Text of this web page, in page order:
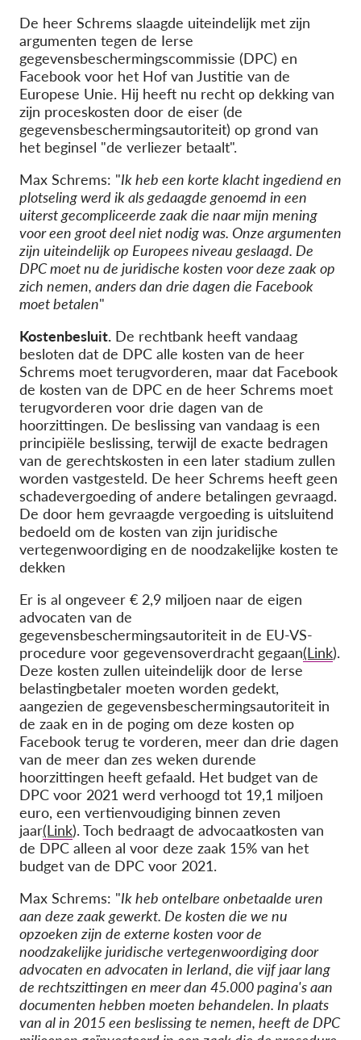
De heer Schrems slaagde uiteindelijk met zijn
argumenten tegen de Ierse
gegevensbeschermingscommissie (DPC) en
Facebook voor het Hof van Justitie van de
Europese Unie. Hij heeft nu recht op dekking van
zijn proceskosten door de eiser (de
gegevensbeschermingsautoriteit) op grond van
het beginsel "de verliezer betaalt".
Max Schrems: "Ik heb een korte klacht ingediend en
plotseling werd ik als gedaagde genoemd in een
uiterst gecompliceerde zaak die naar mijn mening
voor een groot deel niet nodig was. Onze argumenten
zijn uiteindelijk op Europees niveau geslaagd. De
DPC moet nu de juridische kosten voor deze zaak op
zich nemen, anders dan drie dagen die Facebook
moet betalen"
Kostenbesluit. De rechtbank heeft vandaag
besloten dat de DPC alle kosten van de heer
Schrems moet terugvorderen, maar dat Facebook
de kosten van de DPC en de heer Schrems moet
terugvorderen voor drie dagen van de
hoorzittingen. De beslissing van vandaag is een
principiële beslissing, terwijl de exacte bedragen
van de gerechtskosten in een later stadium zullen
worden vastgesteld. De heer Schrems heeft geen
schadevergoeding of andere betalingen gevraagd.
De door hem gevraagde vergoeding is uitsluitend
bedoeld om de kosten van zijn juridische
vertegenwoordiging en de noodzakelijke kosten te
dekken
Er is al ongeveer € 2,9 miljoen naar de eigen
advocaten van de
gegevensbeschermingsautoriteit in de EU-VS-
procedure voor gegevensoverdracht gegaan(Link).
Deze kosten zullen uiteindelijk door de Ierse
belastingbetaler moeten worden gedekt,
aangezien de gegevensbeschermingsautoriteit in
de zaak en in de poging om deze kosten op
Facebook terug te vorderen, meer dan drie dagen
van de meer dan zes weken durende
hoorzittingen heeft gefaald. Het budget van de
DPC voor 2021 werd verhoogd tot 19,1 miljoen
euro, een vertienvoudiging binnen zeven
jaar(Link). Toch bedraagt de advocaatkosten van
de DPC alleen al voor deze zaak 15% van het
budget van de DPC voor 2021.
Max Schrems: "Ik heb ontelbare onbetaalde uren
aan deze zaak gewerkt. De kosten die we nu
opzoeken zijn de externe kosten voor de
noodzakelijke juridische vertegenwoordiging door
advocaten en advocaten in Ierland, die vijf jaar lang
de rechtszittingen en meer dan 45.000 pagina's aan
documenten hebben moeten behandelen. In plaats
van al in 2015 een beslissing te nemen, heeft de DPC